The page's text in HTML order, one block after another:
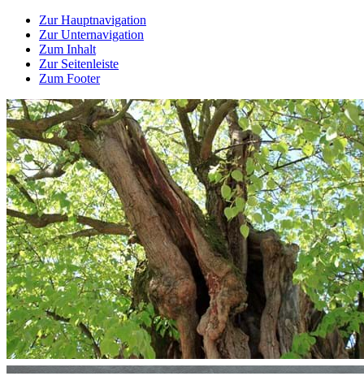
Zur Hauptnavigation
Zur Unternavigation
Zum Inhalt
Zur Seitenleiste
Zum Footer